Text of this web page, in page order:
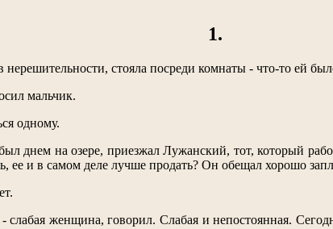
1.
нерешительности, стояла посреди комнаты - что-то ей
мальчик.
одному.
днем на озере, приезжал Лужанский, тот, который
ее и в самом деле лучше продать? Он обещал хорошо
слабая женщина, говорил. Слабая и непостоянная.